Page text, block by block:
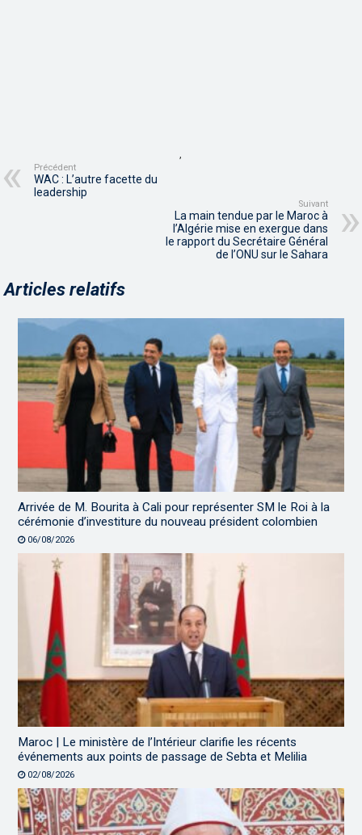
,
Précédent
WAC : L’autre facette du
leadership
Suivant
La main tendue par le Maroc à
l’Algérie mise en exergue dans
le rapport du Secrétaire Général
de l’ONU sur le Sahara
Articles relatifs
Arrivée de M. Bourita à Cali pour représenter SM le Roi à la
cérémonie d’investiture du nouveau président colombien
06/08/2026
Maroc | Le ministère de l’Intérieur clarifie les récents
événements aux points de passage de Sebta et Melilia
02/08/2026